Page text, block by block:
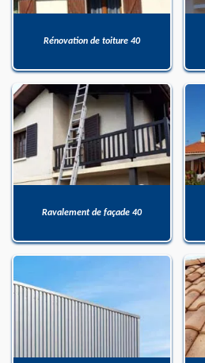
Rénovation de toiture 40
Ravalement de façade 40